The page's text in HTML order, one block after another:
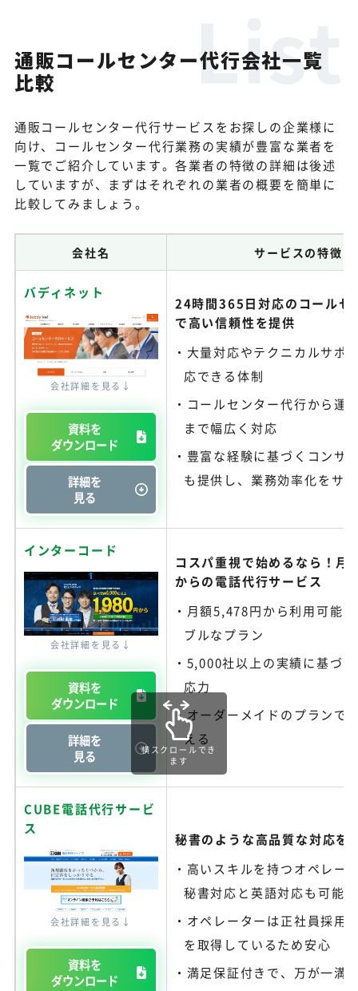
通販コールセンター代行会社一覧
比較
通販コールセンター代行サービスをお探しの企業様に
向け、コールセンター代行業務の実績が豊富な業者を
一覧でご紹介しています。各業者の特徴の詳細は後述
していますが、まずはそれぞれの業者の概要を簡単に
比較してみましょう。
会社名 サービスの特徴
バディネット
会社詳細を見る↓
資料を
ダウンロード
詳細を
見る
24時間365日対応のコールセ
で高い信頼性を提供
大量対応やテクニカルサポ
応できる体制
コールセンター代行から運
まで幅広く対応
豊富な経験に基づくコンサ
も提供し、業務効率化をサ
インターコード
会社詳細を見る↓
資料を
ダウンロード
詳細を
見る
コスパ重視で始めるなら！
からの電話代行サービス
月額5,478円から利用可能
ブルなプラン
5,000社以上の実績に基づ
応力
オーダーメイドのプランで
える
CUBE電話代行サービ
ス
会社詳細を見る↓
資料を
ダウンロード
秘書のような高品質な対応を
高いスキルを持つオペレー
秘書対応と英語対応も可能
オペレーターは正社員採用
を取得しているため安心
満足保証付きで、万が一満
横スクロールでき
ます